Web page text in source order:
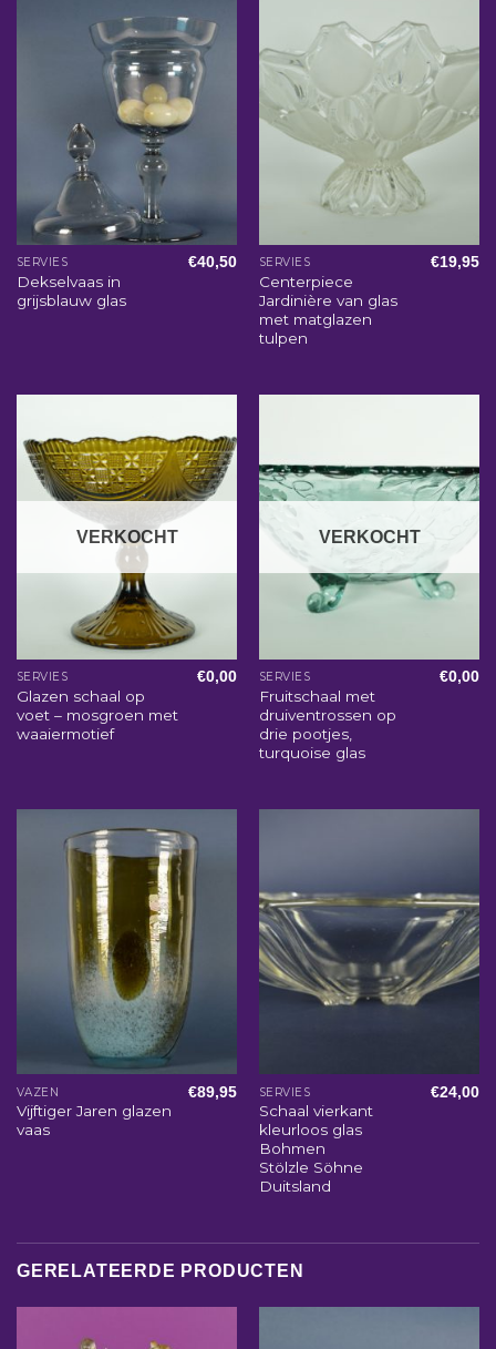
SERVIES
Dekselvaas in
grijsblauw glas
€40,50 SERVIES
Centerpiece
Jardinière van glas
met matglazen
tulpen
€19,95
VERKOCHT
SERVIES
Glazen schaal op
voet – mosgroen met
waaiermotief
€0,00
VERKOCHT
SERVIES
Fruitschaal met
druiventrossen op
drie pootjes,
turquoise glas
€0,00
VAZEN
Vijftiger Jaren glazen
vaas
€89,95 SERVIES
Schaal vierkant
kleurloos glas
Bohmen
Stölzle Söhne
Duitsland
€24,00
GERELATEERDE PRODUCTEN